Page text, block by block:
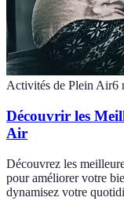
Activités de Plein Air6
Découvrir les
Air
Découvrez les
pour améliorer votre
dynamisez votre